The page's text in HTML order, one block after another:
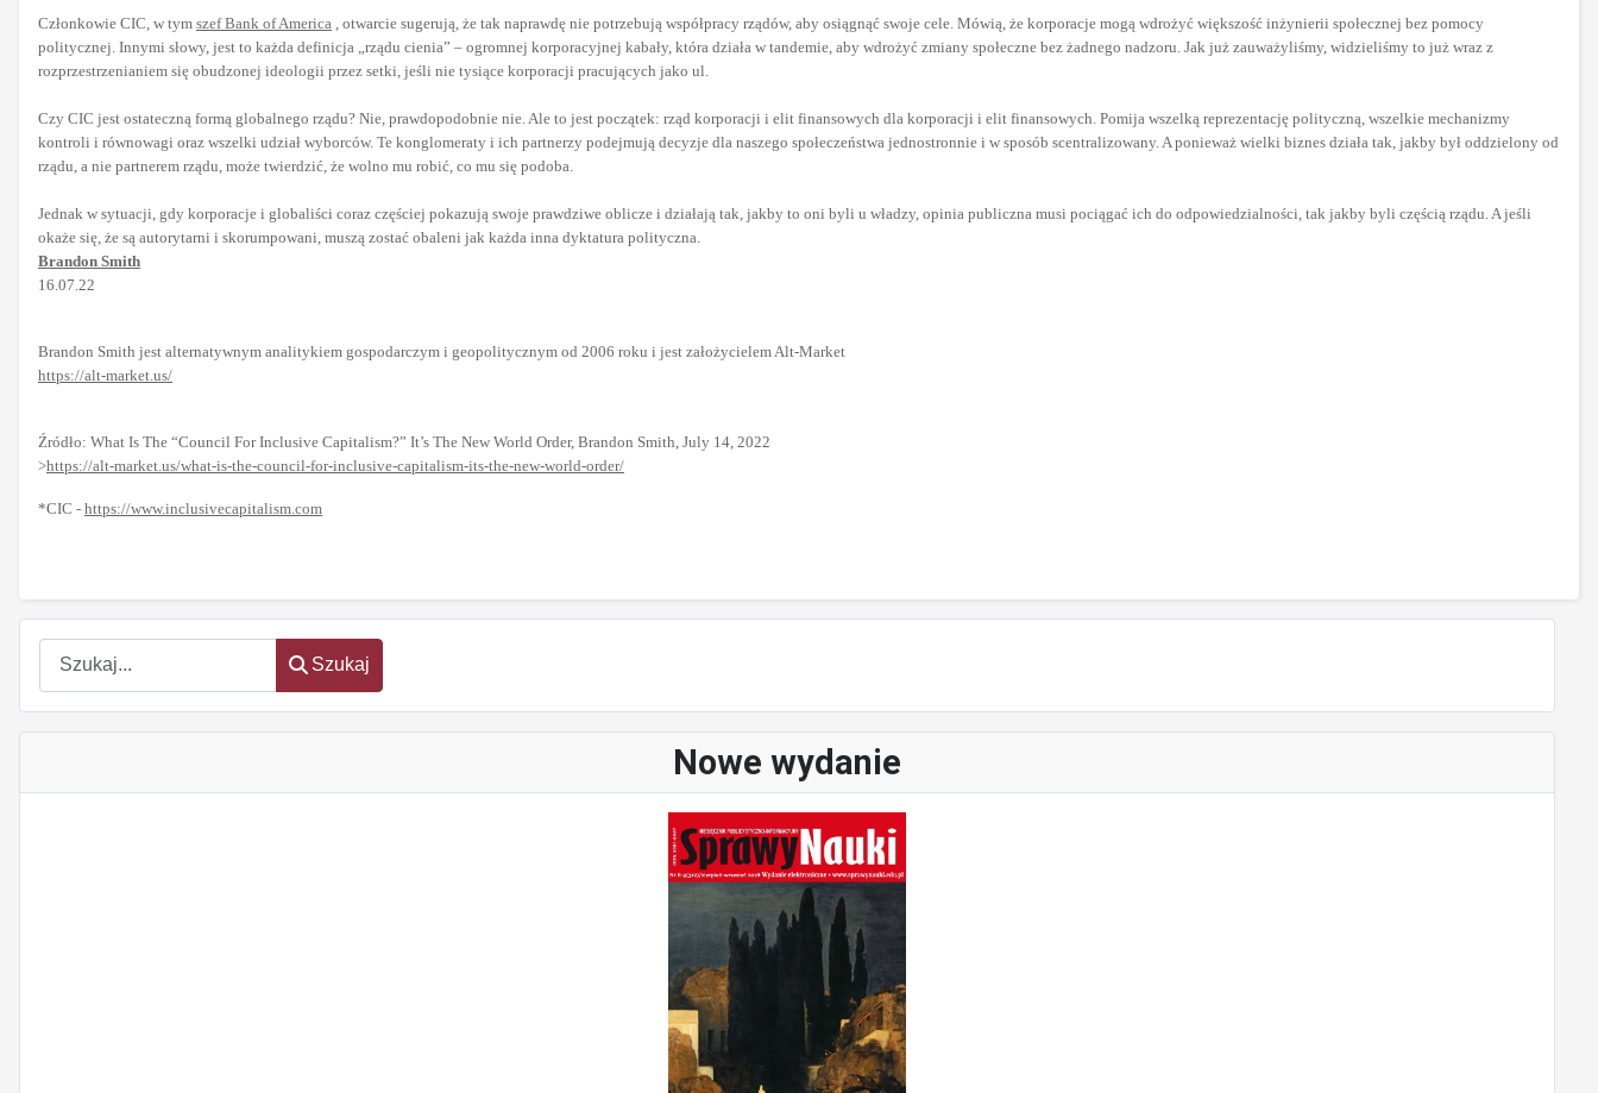
Szukaj
Szukaj
Nowe wydanie
Członkowie CIC, w tym szef Bank of America , otwarcie sugerują, że tak naprawdę nie potrzebują współpracy rządów, aby osiągnąć swoje cele. Mówią, że korporacje mogą wdrożyć większość inżynierii społecznej bez pomocy
politycznej. Innymi słowy, jest to każda definicja „rządu cienia” – ogromnej korporacyjnej kabały, która działa w tandemie, aby wdrożyć zmiany społeczne bez żadnego nadzoru. Jak już zauważyliśmy, widzieliśmy to już wraz z
rozprzestrzenianiem się obudzonej ideologii przez setki, jeśli nie tysiące korporacji pracujących jako ul.
Czy CIC jest ostateczną formą globalnego rządu? Nie, prawdopodobnie nie. Ale to jest początek: rząd korporacji i elit finansowych dla korporacji i elit finansowych. Pomija wszelką reprezentację polityczną, wszelkie mechanizmy
kontroli i równowagi oraz wszelki udział wyborców. Te konglomeraty i ich partnerzy podejmują decyzje dla naszego społeczeństwa jednostronnie i w sposób scentralizowany. A ponieważ wielki biznes działa tak, jakby był oddzielony od
rządu, a nie partnerem rządu, może twierdzić, że wolno mu robić, co mu się podoba.
Jednak w sytuacji, gdy korporacje i globaliści coraz częściej pokazują swoje prawdziwe oblicze i działają tak, jakby to oni byli u władzy, opinia publiczna musi pociągać ich do odpowiedzialności, tak jakby byli częścią rządu. A jeśli
okaże się, że są autorytarni i skorumpowani, muszą zostać obaleni jak każda inna dyktatura polityczna.
Brandon Smith
16.07.22
Brandon Smith jest alternatywnym analitykiem gospodarczym i geopolitycznym od 2006 roku i jest założycielem Alt-Market
https://alt-market.us/
Źródło: What Is The “Council For Inclusive Capitalism?” It’s The New World Order, Brandon Smith, July 14, 2022
>https://alt-market.us/what-is-the-council-for-inclusive-capitalism-its-the-new-world-order/
*CIC - https://www.inclusivecapitalism.com